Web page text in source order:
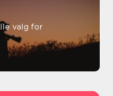
valg for